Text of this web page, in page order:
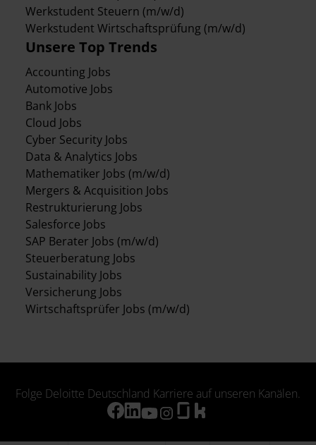
Werkstudent Steuern (m/w/d)
Werkstudent Wirtschaftsprüfung (m/w/d)
Unsere Top Trends
Accounting Jobs
Automotive Jobs
Bank Jobs
Cloud Jobs
Cyber Security Jobs
Data & Analytics Jobs
Mathematiker Jobs (m/w/d)
Mergers & Acquisition Jobs
Restrukturierung Jobs
Salesforce Jobs
SAP Berater Jobs (m/w/d)
Steuerberatung Jobs
Sustainability Jobs
Versicherung Jobs
Wirtschaftsprüfer Jobs (m/w/d)
Folge Deloitte Deutschland Karriere auf unseren Kanälen.